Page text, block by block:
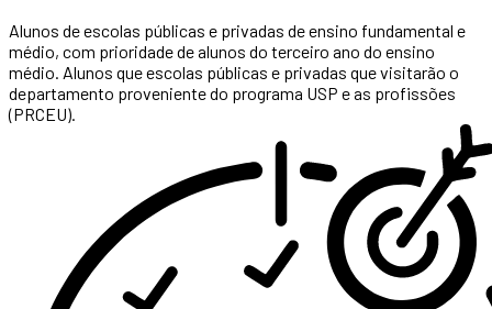
Alunos de escolas públicas e privadas de ensino fundamental e
médio, com prioridade de alunos do terceiro ano do ensino
médio. Alunos que escolas públicas e privadas que visitarão o
departamento proveniente do programa USP e as profissões
(PRCEU).